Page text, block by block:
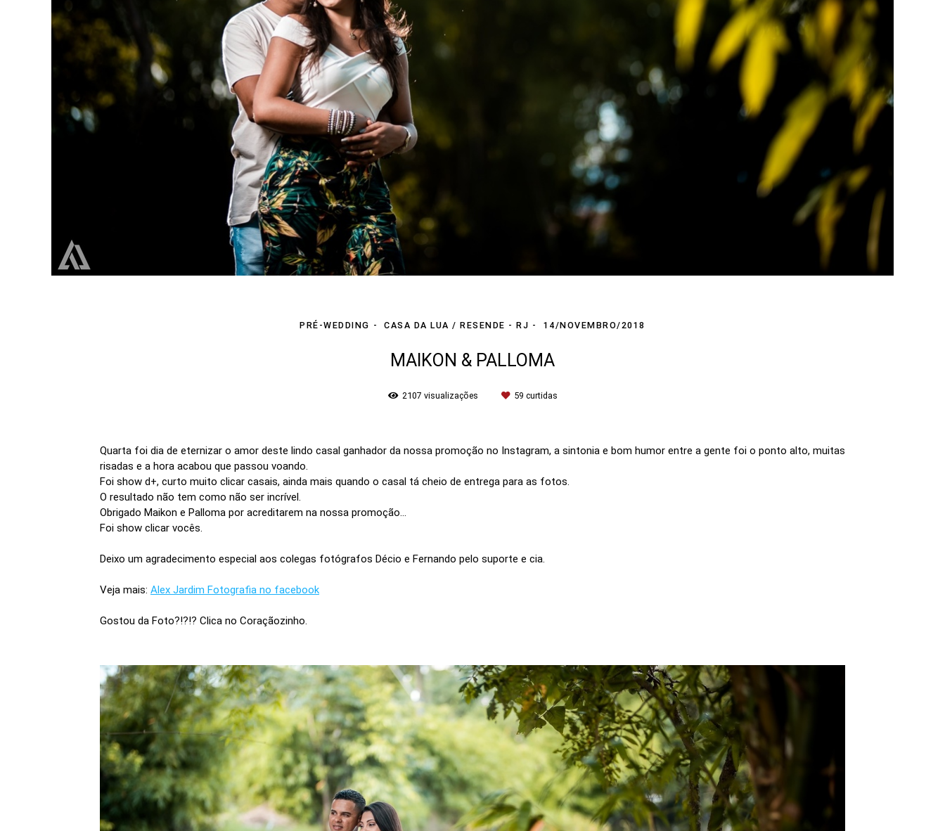
PRÉ-WEDDING CASA DA LUA / RESENDE - RJ 14/NOVEMBRO/2018
MAIKON & PALLOMA
2107 visualizações 59 curtidas
Quarta foi dia de eternizar o amor deste lindo casal ganhador da nossa promoção no Instagram, a sintonia e bom humor entre a gente foi o ponto alto, muitas
risadas e a hora acabou que passou voando.
Foi show d+, curto muito clicar casais, ainda mais quando o casal tá cheio de entrega para as fotos.
O resultado não tem como não ser incrível.
Obrigado Maikon e Palloma por acreditarem na nossa promoção...
Foi show clicar vocês.
Deixo um agradecimento especial aos colegas fotógrafos Décio e Fernando pelo suporte e cia.
Veja mais: Alex Jardim Fotografia no facebook
Gostou da Foto?!?!? Clica no Coraçãozinho.